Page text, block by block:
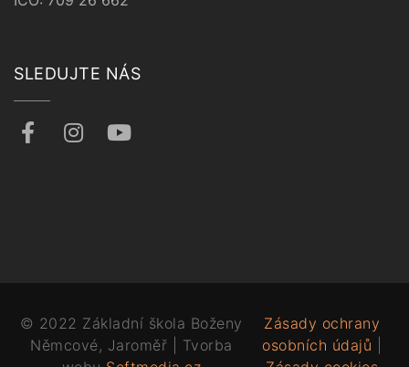
SLEDUJTE NÁS
© 2022 Základní škola Boženy
Němcové, Jaroměř | Tvorba
Zásady ochrany
osobních údajů